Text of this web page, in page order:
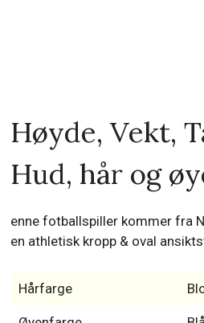
Høyde, Vekt,
Hud, hår og
enne fotballspiller kommer fra
en athletisk kropp & oval
Hårfarge